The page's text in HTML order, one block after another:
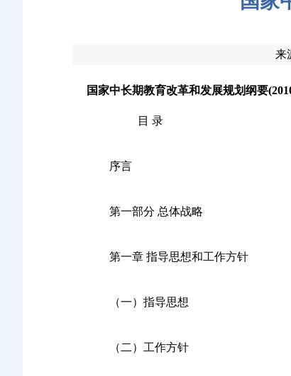
来
国家中长期教育改革和发展规划纲要
目 录
序言
第一部分 总体战略
第一章 指导思想和工作方针
（一）指导思想
（二）工作方针